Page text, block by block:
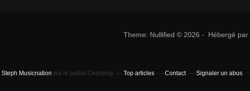
Theme: Nullified © 2026 - Hébergé par
Steph Musicnation sur le portail Overblog Top articles Contact Signaler un abus